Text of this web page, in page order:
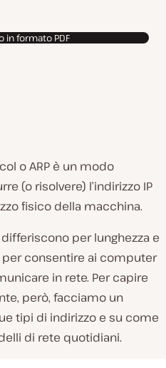
in formato PDF
o ARP è un modo
(o risolvere) l’indirizzo IP
fisico della macchina.
per lunghezza e
per consentire ai computer
in rete. Per capire
però, facciamo un
tipi di indirizzo e su come
di rete quotidiani.